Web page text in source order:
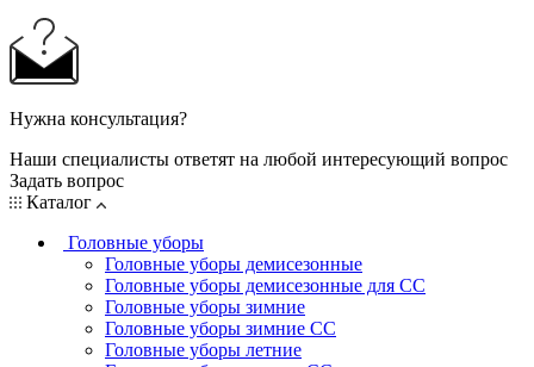
Нужна консультация?
Наши специалисты ответят на любой интересующий вопрос
Задать вопрос
Каталог
Головные уборы
Головные уборы демисезонные
Головные уборы демисезонные для СС
Головные уборы зимние
Головные уборы зимние СС
Головные уборы летние